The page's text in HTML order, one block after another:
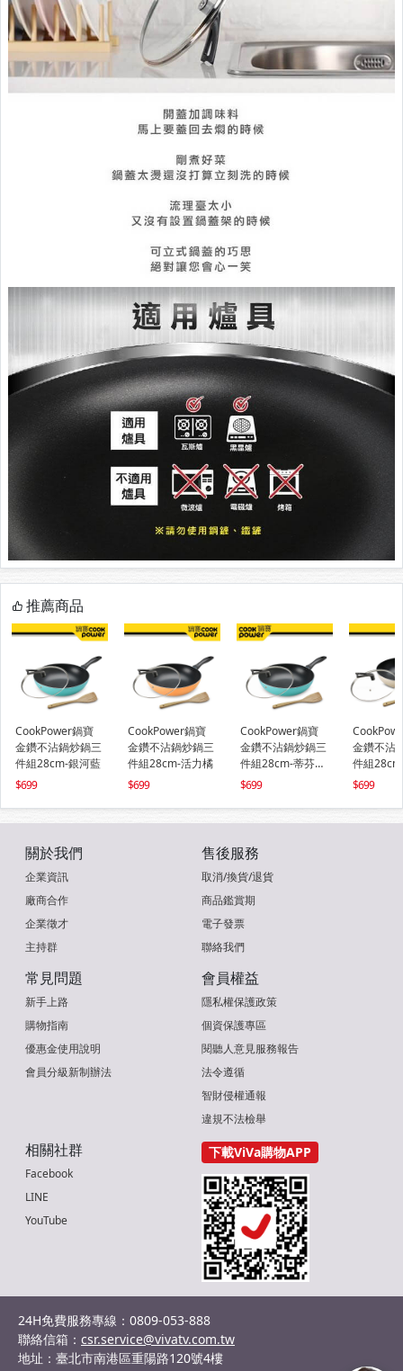
推薦商品
CookPower鍋寶
金鑽不沾鍋炒鍋三
件組28cm-銀河藍
699
CookPower鍋寶
金鑽不沾鍋炒鍋三
件組28cm-活力橘
699
CookPower鍋寶
金鑽不沾鍋炒鍋三
件組28cm-蒂芬妮
藍699
金鑽不沾
件組
699
關於我們
企業資訊
廠商合作
企業徵才
主持群
售後服務
取消/換貨/退貨
商品鑑賞期
電子發票
聯絡我們
常見問題
新手上路
購物指南
優惠金使用說明
會員分級新制辦法
會員權益
隱私權保護政策
個資保護專區
閱聽人意見服務報告
法令遵循
智財侵權通報
違規不法檢舉
相關社群
Facebook
LINE
YouTube
下載ViVa購物APP
24H免費服務專線：0809-053-888
聯絡信箱： csr.service@vivatv.com.tw
地址：臺北市南港區重陽路120號4樓